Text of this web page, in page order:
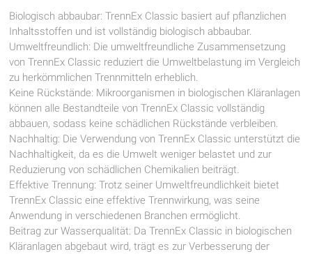
Biologisch abbaubar: TrennEx Classic basiert auf pflanzlichen
Inhaltsstoffen und ist vollständig biologisch abbaubar.
Umweltfreundlich: Die umweltfreundliche Zusammensetzung
von TrennEx Classic reduziert die Umweltbelastung im Vergleich
zu herkömmlichen Trennmitteln erheblich.
Keine Rückstände: Mikroorganismen in biologischen Kläranlagen
können alle Bestandteile von TrennEx Classic vollständig
abbauen, sodass keine schädlichen Rückstände verbleiben.
Nachhaltig: Die Verwendung von TrennEx Classic unterstützt die
Nachhaltigkeit, da es die Umwelt weniger belastet und zur
Reduzierung von schädlichen Chemikalien beiträgt.
Effektive Trennung: Trotz seiner Umweltfreundlichkeit bietet
TrennEx Classic eine effektive Trennwirkung, was seine
Anwendung in verschiedenen Branchen ermöglicht.
Beitrag zur Wasserqualität: Da TrennEx Classic in biologischen
Kläranlagen abgebaut wird, trägt es zur Verbesserung der